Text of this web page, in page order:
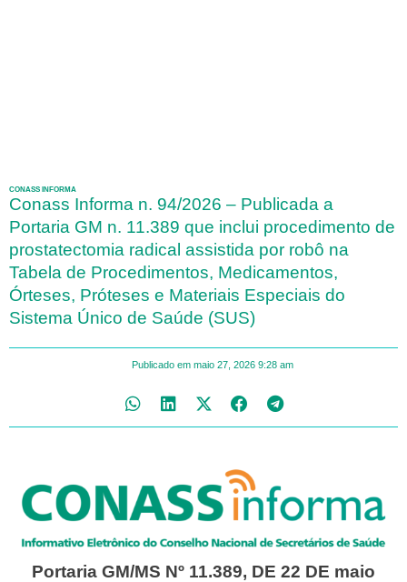
CONASS INFORMA
Conass Informa n. 94/2026 – Publicada a
Portaria GM n. 11.389 que inclui procedimento de
prostatectomia radical assistida por robô na
Tabela de Procedimentos, Medicamentos,
Órteses, Próteses e Materiais Especiais do
Sistema Único de Saúde (SUS)
Publicado em maio 27, 2026 9:28 am
Portaria GM/MS Nº 11.389, DE 22 DE maio